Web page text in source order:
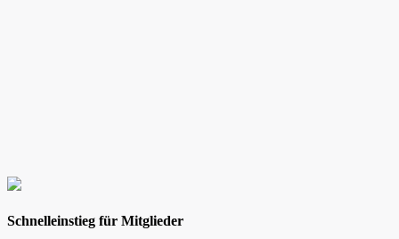
Schnelleinstieg für Mitglieder